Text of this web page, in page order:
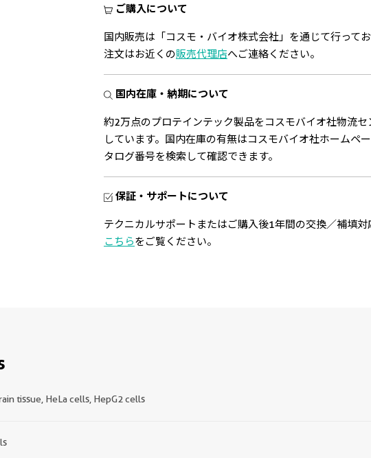
ご購入について
国内販売は「コスモ・バイオ株式会社」を通じて行って
注文はお近くの販売代理店へご連絡ください。
国内在庫・納期について
約2万点のプロテインテック製品をコスモバイオ社物流
しています。国内在庫の有無はコスモバイオ社ホームペ
タログ番号を検索して確認できます。
保証・サポートについて
テクニカルサポートまたはご購入後1年間の交換／補填対
こちらをご覧ください。
tissue, HeLa cells, HepG2 cells